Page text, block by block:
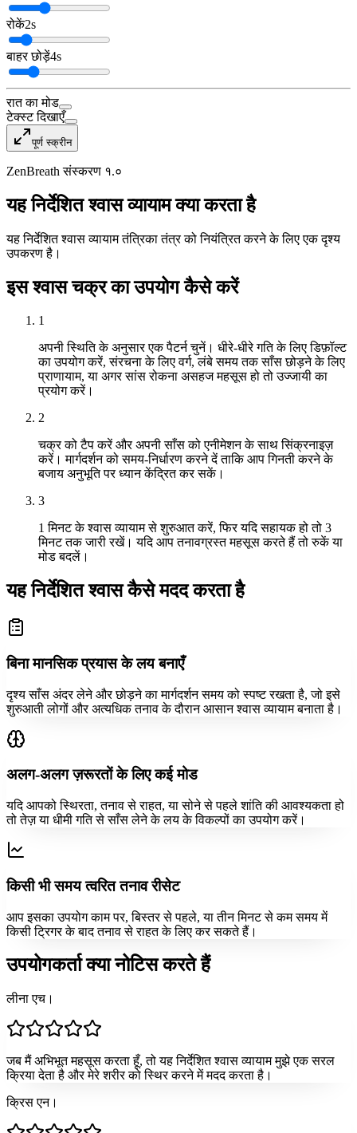
रोकें2s
बाहर छोड़ें4s
रात का मोड
टेक्स्ट दिखाएँ
पूर्ण स्क्रीन
ZenBreath संस्करण १.०
यह निर्देशित श्वास व्यायाम क्या करता है
यह निर्देशित श्वास व्यायाम तंत्रिका तंत्र को नियंत्रित करने के लिए एक दृश्य
उपकरण है।
इस श्वास चक्र का उपयोग कैसे करें
1
अपनी स्थिति के अनुसार एक पैटर्न चुनें। धीरे-धीरे गति के लिए डिफ़ॉल्ट
का उपयोग करें, संरचना के लिए वर्ग, लंबे समय तक साँस छोड़ने के लिए
प्राणायाम, या अगर सांस रोकना असहज महसूस हो तो उज्जायी का
प्रयोग करें।
2
चक्र को टैप करें और अपनी साँस को एनीमेशन के साथ सिंक्रनाइज़
करें। मार्गदर्शन को समय-निर्धारण करने दें ताकि आप गिनती करने के
बजाय अनुभूति पर ध्यान केंद्रित कर सकें।
3
1 मिनट के श्वास व्यायाम से शुरुआत करें, फिर यदि सहायक हो तो 3
मिनट तक जारी रखें। यदि आप तनावग्रस्त महसूस करते हैं तो रुकें या
मोड बदलें।
यह निर्देशित श्वास कैसे मदद करता है
बिना मानसिक प्रयास के लय बनाएँ
दृश्य साँस अंदर लेने और छोड़ने का मार्गदर्शन समय को स्पष्ट रखता है, जो इसे
शुरुआती लोगों और अत्यधिक तनाव के दौरान आसान श्वास व्यायाम बनाता है।
अलग-अलग ज़रूरतों के लिए कई मोड
यदि आपको स्थिरता, तनाव से राहत, या सोने से पहले शांति की आवश्यकता हो
तो तेज़ या धीमी गति से साँस लेने के लय के विकल्पों का उपयोग करें।
किसी भी समय त्वरित तनाव रीसेट
आप इसका उपयोग काम पर, बिस्तर से पहले, या तीन मिनट से कम समय में
किसी ट्रिगर के बाद तनाव से राहत के लिए कर सकते हैं।
उपयोगकर्ता क्या नोटिस करते हैं
लीना एच।
जब मैं अभिभूत महसूस करता हूँ, तो यह निर्देशित श्वास व्यायाम मुझे एक सरल
क्रिया देता है और मेरे शरीर को स्थिर करने में मदद करता है।
क्रिस एन।